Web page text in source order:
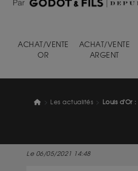
ACHAT/VENTE
OR
ACHAT/VENTE
ARGENT
Les actualités Louis d'Or
Le 06/05/2021 14:48